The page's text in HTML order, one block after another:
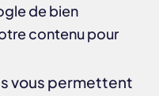
de bien
contenu pour
vous permettent